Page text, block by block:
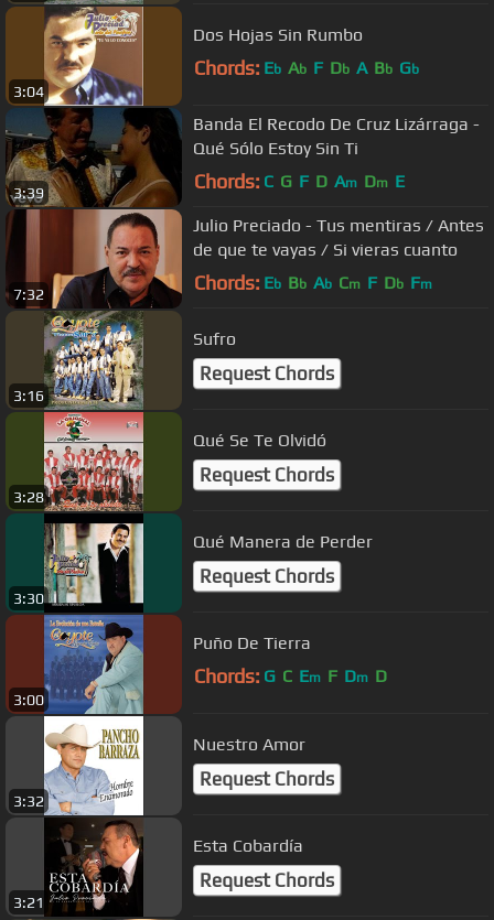
3:04
Dos Hojas Sin Rumbo
Chords: Eb Ab F Db A Bb Gb
3:39
Banda El Recodo De Cruz Lizárraga -
Qué Sólo Estoy Sin Ti
Chords: C G F D Am Dm E
7:32
Julio Preciado - Tus mentiras / Antes
de que te vayas / Si vieras cuanto
Chords: Eb Bb Ab Cm F Db Fm
3:16
Sufro
Request Chords
3:28
Qué Se Te Olvidó
Request Chords
3:30
Qué Manera de Perder
Request Chords
3:00
Puño De Tierra
Chords: G C Em F Dm D
3:32
Nuestro Amor
Request Chords
3:21
Esta Cobardía
Request Chords